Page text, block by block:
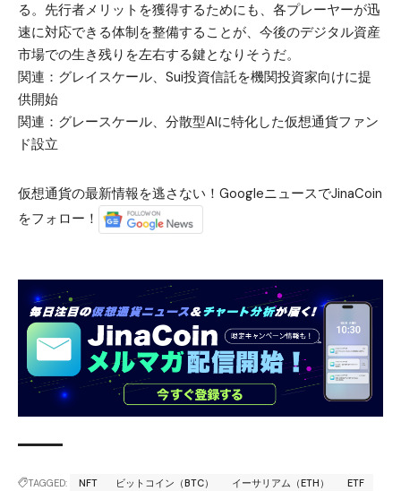
る。先行者メリットを獲得するためにも、各プレーヤーが迅
速に対応できる体制を整備することが、今後のデジタル資産
市場での生き残りを左右する鍵となりそうだ。
関連： グレイスケール、Sui投資信託を機関投資家向けに提
供開始
関連： グレースケール、分散型AIに特化した仮想通貨ファン
ド設立
仮想通貨の最新情報を逃さない！GoogleニュースでJinaCoin
をフォロー！
TAGGED: NFT ビットコイン（BTC） イーサリアム（ETH）
ETF